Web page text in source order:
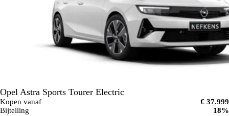
Opel Astra Sports Tourer Electric
Kopen vanaf
€ 37.999
Bijtelling
18%